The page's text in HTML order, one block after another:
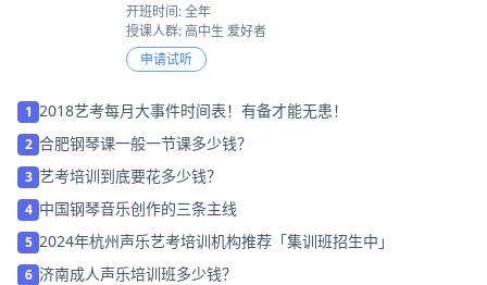
开班时间: 全年
授课人群: 高中生 爱好者
申请试听
1 2018艺考每月大事件时间表！有备才能无患！
2 合肥钢琴课一般一节课多少钱？
3 艺考培训到底要花多少钱？
4 中国钢琴音乐创作的三条主线
5 2024年杭州声乐艺考培训机构推荐「集训班招生中」
6 济南成人声乐培训班多少钱？